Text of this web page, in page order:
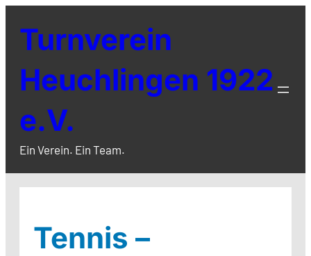
Inhalt
springen
Turnverein
Heuchlingen 1922
e.V.
Ein Verein. Ein Team.
Tennis –